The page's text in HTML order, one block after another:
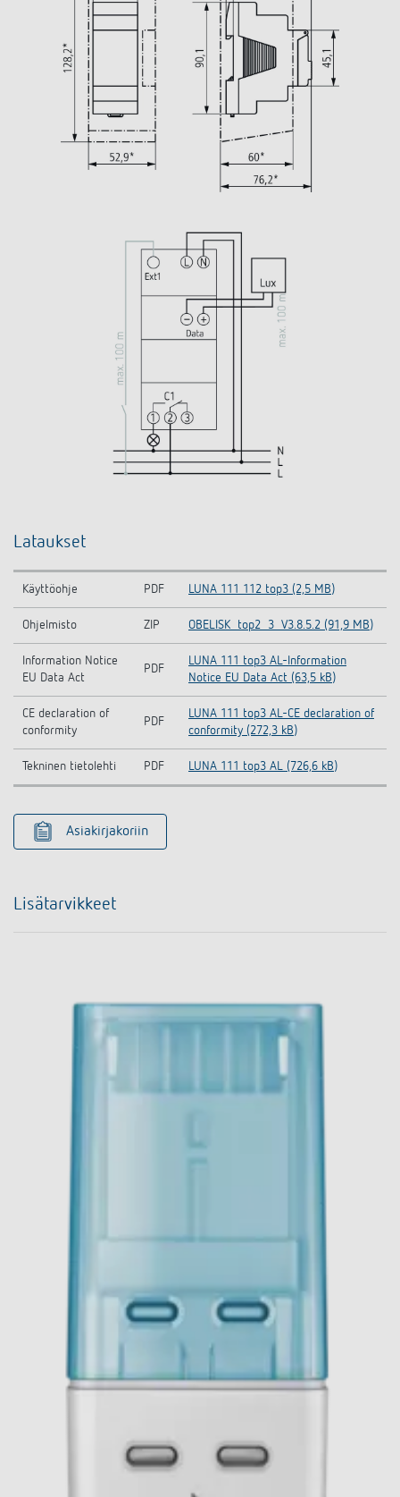
Lataukset
Käyttöohje PDF LUNA 111 112 top3 (2,5 MB)
Ohjelmisto ZIP OBELISK_top2_3_V3.8.5.2 (91,9 MB)
Information Notice
EU Data Act
PDF
LUNA 111 top3 AL-Information
Notice EU Data Act (63,5 kB)
CE declaration of
conformity
PDF
LUNA 111 top3 AL-CE declaration of
conformity (272,3 kB)
Tekninen tietolehti PDF LUNA 111 top3 AL (726,6 kB)
Asiakirjakoriin
Lisätarvikkeet